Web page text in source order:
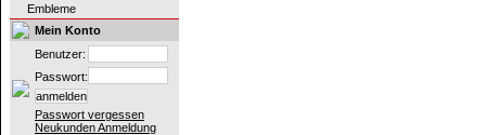
Embleme
Mein Konto
Benutzer:
Passwort:
Passwort vergessen
Neukunden Anmeldung